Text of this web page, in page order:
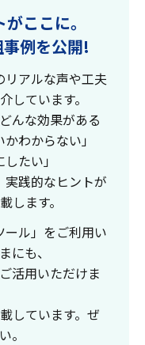
ここに。
例を公開!
アルな声や工夫
しています。
んな効果がある
わからない」
たい」
実践的なヒントが
します。
ル」をご利用い
にも、
活用いただけま
しています。ぜ
。